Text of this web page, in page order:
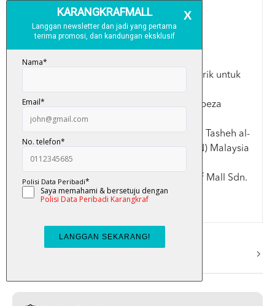
Spesifikasi:
> Jenis kertas: Simili (Berwarna putih)
> Cover: Slipcase box kemas dan menarik untuk
penyimpanan
> Setiap juzuk dalam naskhah yang berbeza
Disemak dan diluluskan oleh ahli Lajnah Tasheh al-
Quran Kementerian Dalam Negeri (KDN) Malaysia
Terima kasih kerana memilih Karangkraf Mall Sdn.
Bhd.